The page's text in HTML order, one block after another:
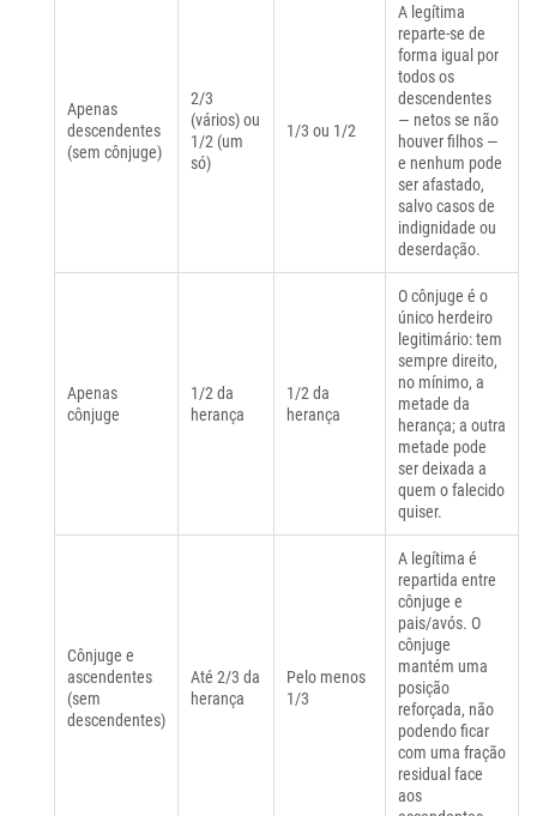
Apenas
descendentes
(sem cônjuge)
2/3
(vários) ou
1/2 (um
só)
1/3 ou 1/2
A legítima
reparte-se de
forma igual por
todos os
descendentes
— netos se não
houver filhos —
e nenhum pode
ser afastado,
salvo casos de
indignidade ou
deserdação.
Apenas
cônjuge
1/2 da
herança
1/2 da
herança
O cônjuge é o
único herdeiro
legitimário: tem
sempre direito,
no mínimo, a
metade da
herança; a outra
metade pode
ser deixada a
quem o falecido
quiser.
Cônjuge e
ascendentes
(sem
descendentes)
Até 2/3 da
herança
Pelo menos
1/3
A legítima é
repartida entre
cônjuge e
pais/avós. O
cônjuge
mantém uma
posição
reforçada, não
podendo ficar
com uma fração
residual face
aos